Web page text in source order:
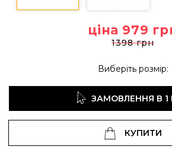
ціна 979
1398 грн
Виберіть розмір:
ЗАМОВЛЕННЯ В 1
КУПИТИ